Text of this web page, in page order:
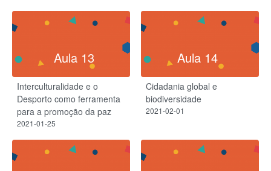
Aula 13
Interculturalidade e o
Desporto como ferramenta
para a promoção da paz
2021-01-25
Aula 14
Cidadania global e
biodiversidade
2021-02-01